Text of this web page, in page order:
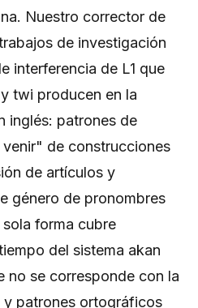
Nuestro corrector de
de investigación
interferencia de L1 que
twi producen en la
inglés: patrones de
de construcciones
de artículos y
género de pronombres
forma cubre
del sistema akan
no se corresponde con la
y patrones ortográficos